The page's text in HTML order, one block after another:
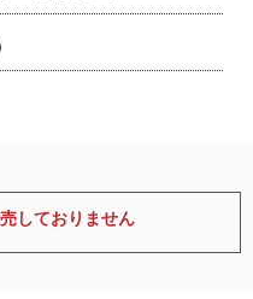
しておりません